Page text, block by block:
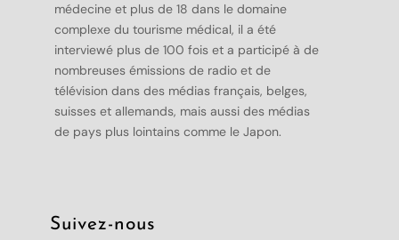
médecine et plus de 18 dans le domaine
complexe du tourisme médical, il a été
interviewé plus de 100 fois et a participé à de
nombreuses émissions de radio et de
télévision dans des médias français, belges,
suisses et allemands, mais aussi des médias
de pays plus lointains comme le Japon.
Suivez-nous